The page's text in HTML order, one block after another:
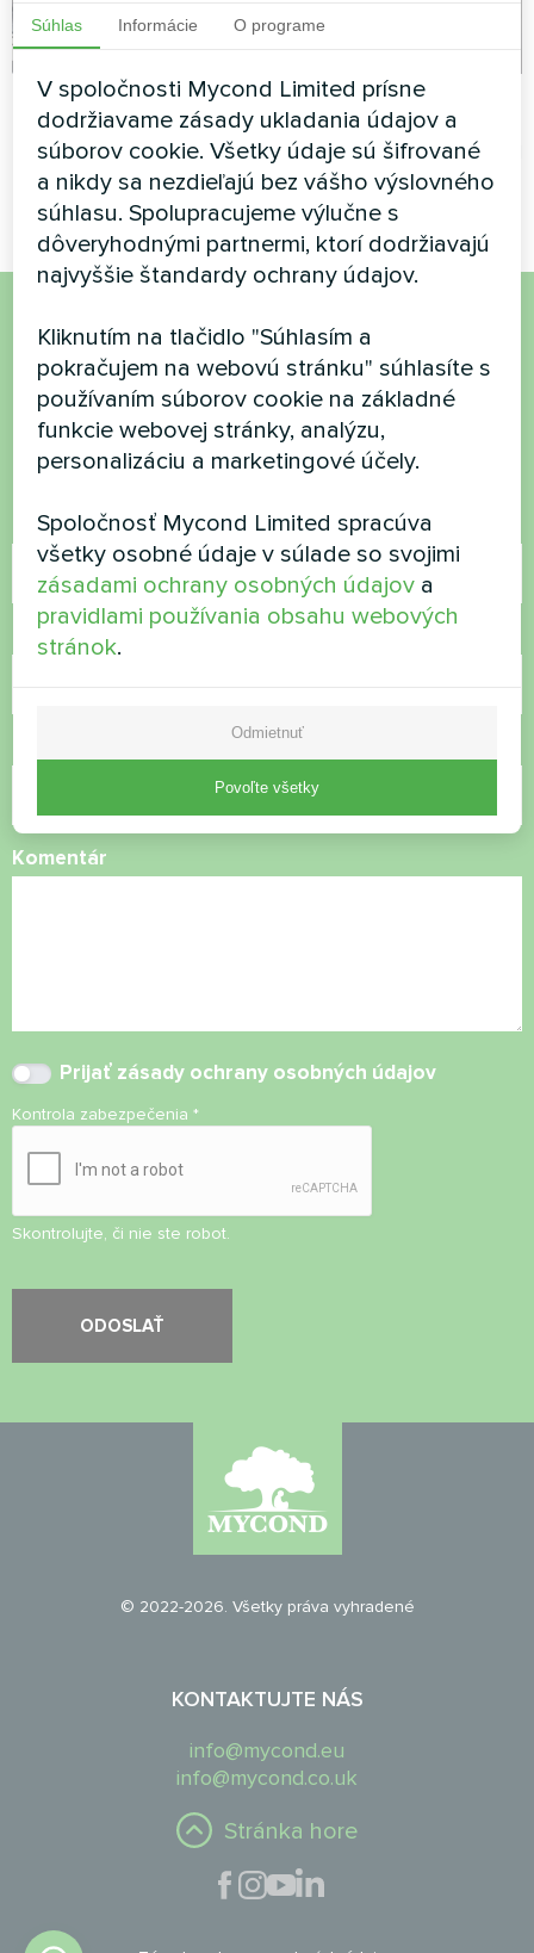
Detské centrum
Modulárne tepelné čerpadlo
série MCU
Umývanie áut
Split tepelné čerpadlo Mycond
série Hevi
Chcete si kúpiť alebo máte
otázky?
Kontaktujte nás a my vám pomôžeme
Názov
Telefónne číslo
Komentár
Prijať zásady ochrany osobných údajov
Kontrola zabezpečenia *
Skontrolujte, či nie ste robot.
© 2022-2026. Všetky práva vyhradené
KONTAKTUJTE NÁS
info@mycond.eu
info@mycond.co.uk
Stránka hore
Súhlas Informácie O programe
V spoločnosti Mycond Limited prísne
dodržiavame zásady ukladania údajov a
súborov cookie. Všetky údaje sú šifrované
a nikdy sa nezdieľajú bez vášho výslovného
súhlasu. Spolupracujeme výlučne s
dôveryhodnými partnermi, ktorí dodržiavajú
najvyššie štandardy ochrany údajov.
Kliknutím na tlačidlo "Súhlasím a
pokračujem na webovú stránku" súhlasíte s
používaním súborov cookie na základné
funkcie webovej stránky, analýzu,
personalizáciu a marketingové účely.
Spoločnosť Mycond Limited spracúva
všetky osobné údaje v súlade so svojimi
zásadami ochrany osobných údajov a
pravidlami používania obsahu webových
stránok.
Odmietnuť
Povoľte všetky